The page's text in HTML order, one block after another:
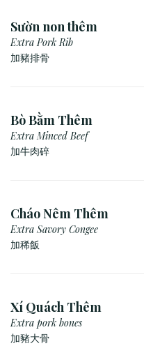
Sườn non thêm
Extra Pork Rib
加豬排骨
Bò Bằm Thêm
Extra Minced Beef
加牛肉碎
Cháo Nêm Thêm
Extra Savory Congee
加稀飯
Xí Quách Thêm
Extra pork bones
加豬大骨